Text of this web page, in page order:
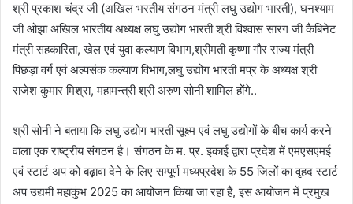
श्री प्रकाश चंद्र जी (अखिल भरतीय संगठन मंत्री लघु उद्योग भारती), घनश्याम
जी ओझा अखिल भारतीय अध्यक्ष लघु उद्योग भारती श्री विश्वास सारंग जी कैबिनेट
मंत्री सहकारिता, खेल एवं युवा कल्याण विभाग,श्रीमती कृष्णा गौर राज्य मंत्री
पिछड़ा वर्ग एवं अल्पसंक कल्याण विभाग,लघु उद्योग भारती मप्र के अध्यक्ष श्री
राजेश कुमार मिश्रा, महामन्त्री श्री अरुण सोनी शामिल होंगे..
श्री सोनी ने बताया कि लघु उद्योग भारती सूक्ष्म एवं लघु उद्योगों के बीच कार्य करने
वाला एक राष्ट्रीय संगठन है। संगठन के म. प्र. इकाई द्वारा प्रदेश में एमएसएमई
एवं स्टार्ट अप को बढ़ावा देने के लिए सम्पूर्ण मध्यप्रदेश के 55 जिलों का वृहद स्टार्ट
अप उद्यमी महाकुंभ 2025 का आयोजन किया जा रहा हैं, इस आयोजन में प्रमुख